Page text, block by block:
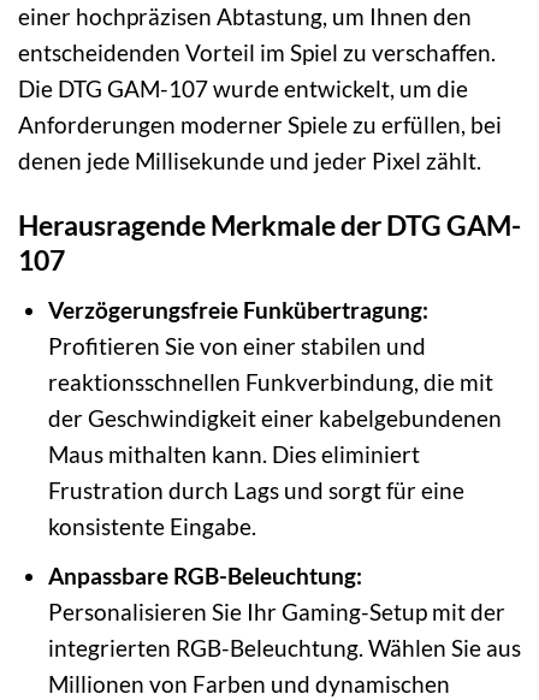
einer hochpräzisen Abtastung, um Ihnen den
entscheidenden Vorteil im Spiel zu verschaffen.
Die DTG GAM-107 wurde entwickelt, um die
Anforderungen moderner Spiele zu erfüllen, bei
denen jede Millisekunde und jeder Pixel zählt.
Herausragende Merkmale der DTG GAM-
107
Verzögerungsfreie Funkübertragung:
Profitieren Sie von einer stabilen und
reaktionsschnellen Funkverbindung, die mit
der Geschwindigkeit einer kabelgebundenen
Maus mithalten kann. Dies eliminiert
Frustration durch Lags und sorgt für eine
konsistente Eingabe.
Anpassbare RGB-Beleuchtung:
Personalisieren Sie Ihr Gaming-Setup mit der
integrierten RGB-Beleuchtung. Wählen Sie aus
Millionen von Farben und dynamischen